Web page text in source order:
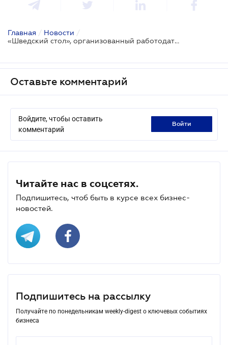
Главная / Новости /
«Шведский стол», организованный работодателем, не подлежит налогообложению как дополнительное благо работника
Оставьте комментарий
Войдите, чтобы оставить
комментарий
войти
Читайте нас в соцсетях.
Подпишитесь, чтоб быть в курсе всех бизнес-
новостей.
Подпишитесь на рассылку
Получайте по понедельникам weekly-digest о ключевых событиях
бизнеса